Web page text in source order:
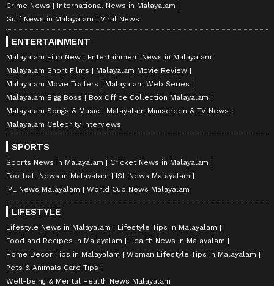
Crime News
International News in Malayalam
Gulf News in Malayalam
Viral News
ENTERTAINMENT
Malayalam Film New
Entertainment News in Malayalam
Malayalam Short Films
Malayalam Movie Review
Malayalam Movie Trailers
Malayalam Web Series
Malayalam Bigg Boss
Box Office Collection Malayalam
Malayalam Songs & Music
Malayalam Miniscreen & TV News
Malayalam Celebrity Interviews
SPORTS
Sports News in Malayalam
Cricket News in Malayalam
Football News in Malayalam
ISL News Malayalam
IPL News Malayalam
World Cup News Malayalam
LIFESTYLE
Lifestyle News in Malayalam
Lifestyle Tips in Malayalam
Food and Recipes in Malayalam
Health News in Malayalam
Home Decor Tips in Malayalam
Woman Lifestyle Tips in Malayalam
Pets & Animals Care Tips
Well-being & Mental Health News Malayalam